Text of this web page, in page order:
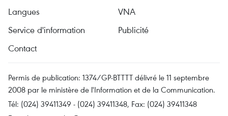
Langues
VNA
Service d'information
Publicité
Contact
Permis de publication: 1374/GP-BTTTT délivré le 11 septembre
2008 par le ministère de l'Information et de la Communication.
Tél: (024) 39411349 - (024) 39411348, Fax: (024) 39411348